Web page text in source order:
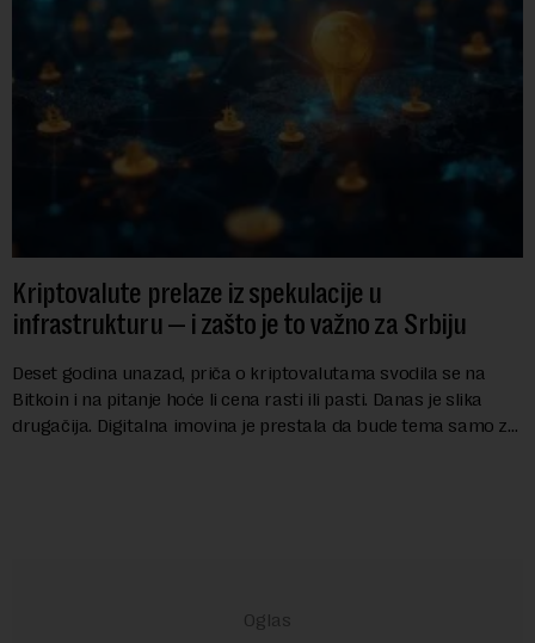
Kriptovalute prelaze iz spekulacije u
infrastrukturu — i zašto je to važno za Srbiju
Deset godina unazad, priča o kriptovalutama svodila se na
Bitkoin i na pitanje hoće li cena rasti ili pasti. Danas je slika
drugačija. Digitalna imovina je prestala da bude tema samo za